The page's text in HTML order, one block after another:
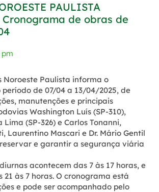
PAULISTA
Cronograma de obras de
pm
Paulista informa o
período de 07/04 a 13/04/2025, de
manutenções e principais
Washington Luís (SP-310),
(SP-326) e Carlos Tonanni,
Laurentino Mascari e Dr. Mário Gentil
e garantir a segurança viária
acontecem das 7 às 17 horas, e
21 às 7 horas. O cronograma está
e pode ser acompanhado pelo